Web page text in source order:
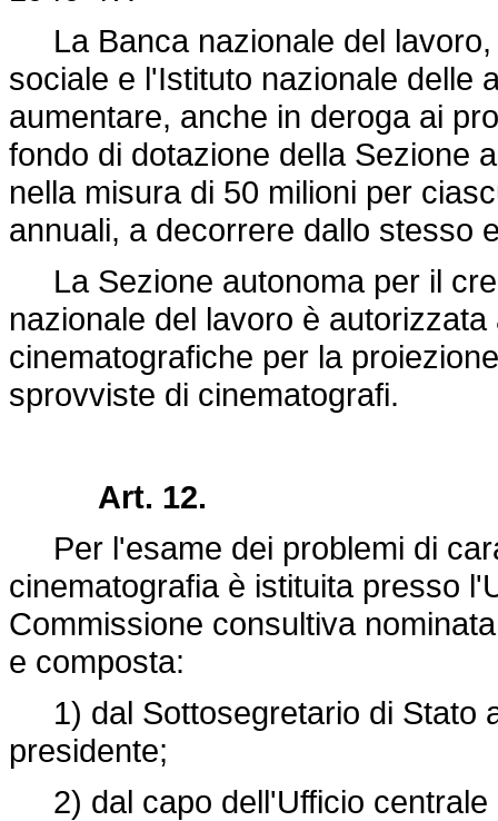
La Banca nazionale del lavoro,
sociale e l'Istituto nazionale delle
aumentare, anche in deroga ai
fondo di dotazione della Sezione
nella misura di 50 milioni per
annuali, a decorrere dallo stesso
La Sezione autonoma per il
nazionale del lavoro è
cinematografiche per la
sprovviste di cinematografi.
Art. 12.
Per l'esame dei problemi di
cinematografia è istituita presso
Commissione consultiva
e composta:
1) dal Sottosegretario di Stato
presidente;
2) dal capo dell'Ufficio centrale